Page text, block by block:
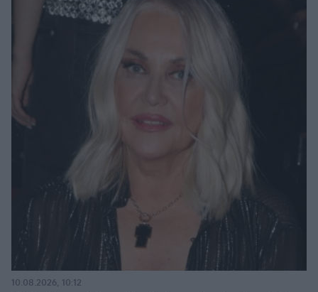
10.08.2026, 10:12